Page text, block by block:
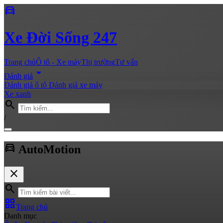
directions_car
Xe Đời Sống 247
Trang chủÔ tô - Xe máyThị trườngTư vấn
Đánh giá arrow_drop_down
Đánh giá ô tô Đánh giá xe máy
Xe xanh
search
/
directions_car AutoMotion
close
search
grid_viewTrang chủ
Danh mục